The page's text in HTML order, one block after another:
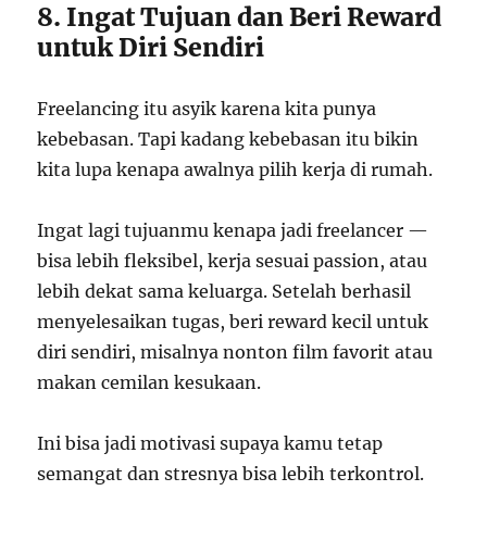
8. Ingat Tujuan dan Beri Reward
untuk Diri Sendiri
Freelancing itu asyik karena kita punya
kebebasan. Tapi kadang kebebasan itu bikin
kita lupa kenapa awalnya pilih kerja di rumah.
Ingat lagi tujuanmu kenapa jadi freelancer —
bisa lebih fleksibel, kerja sesuai passion, atau
lebih dekat sama keluarga. Setelah berhasil
menyelesaikan tugas, beri reward kecil untuk
diri sendiri, misalnya nonton film favorit atau
makan cemilan kesukaan.
Ini bisa jadi motivasi supaya kamu tetap
semangat dan stresnya bisa lebih terkontrol.